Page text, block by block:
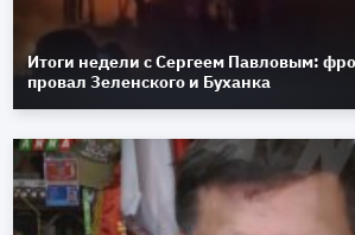
Итоги недели с Сергеем Павловым:
провал Зеленского и Буханка